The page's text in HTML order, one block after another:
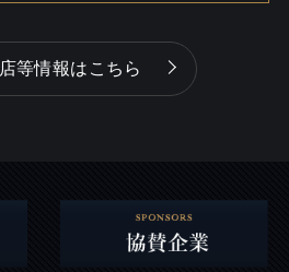
等情報はこちら